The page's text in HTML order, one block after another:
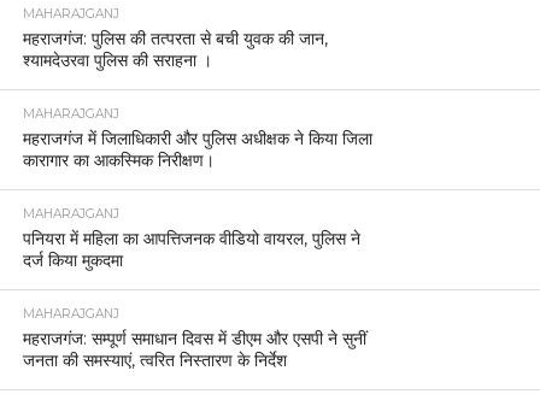
MAHARAJGANJ
महराजगंज: पुलिस की तत्परता से बची युवक की जान,
श्यामदेउरवा पुलिस की सराहना ।
MAHARAJGANJ
महराजगंज में जिलाधिकारी और पुलिस अधीक्षक ने किया जिला
कारागार का आकस्मिक निरीक्षण।
MAHARAJGANJ
पनियरा में महिला का आपत्तिजनक वीडियो वायरल, पुलिस ने
दर्ज किया मुकदमा
MAHARAJGANJ
महराजगंज: सम्पूर्ण समाधान दिवस में डीएम और एसपी ने सुनीं
जनता की समस्याएं, त्वरित निस्तारण के निर्देश